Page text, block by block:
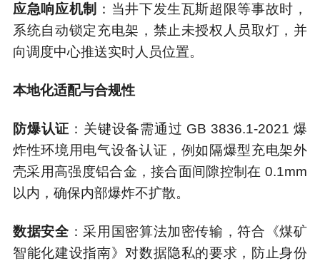
应急响应机制
：当井下发生瓦斯超限等事故时，
系统自动锁定充电架，禁止未授权人员取灯，并
向调度中心推送实时人员位置。
本地化适配与合规性
防爆认证 ：关键设备需通过 GB 3836.1-2021 爆
炸性环境用电气设备认证，例如隔爆型充电架外
壳采用高强度铝合金，接合面间隙控制在 0.1mm
以内，确保内部爆炸不扩散。
数据安全：采用国密算法加密传输，符合《煤矿
智能化建设指南》对数据隐私的要求，防止身份